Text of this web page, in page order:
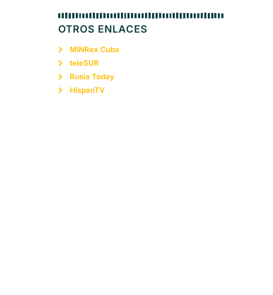
OTROS ENLACES
MINRex Cuba
teleSUR
Rusia Today
HispanTV